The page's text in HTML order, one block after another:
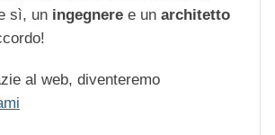
sì, un ingegnere e un architetto
al web, diventeremo